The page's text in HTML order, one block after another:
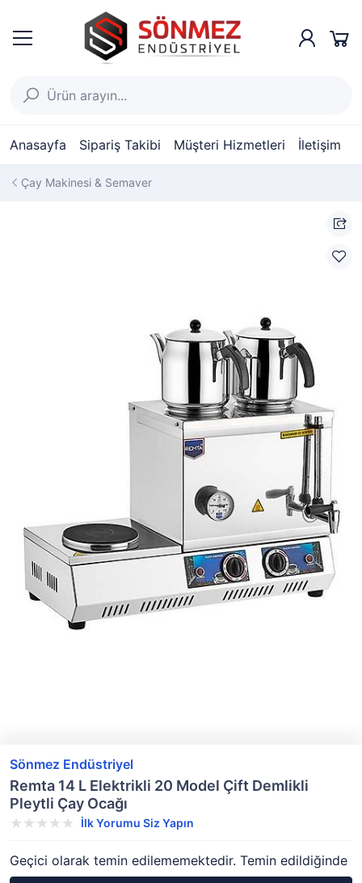
Anasayfa Sipariş Takibi Müşteri Hizmetleri İletişim
Çay Makinesi & Semaver
Sönmez Endüstriyel
Remta 14 L Elektrikli 20 Model Çift Demlikli
Pleytli Çay Ocağı
İlk Yorumu Siz Yapın
Geçici olarak temin edilememektedir. Temin edildiğinde